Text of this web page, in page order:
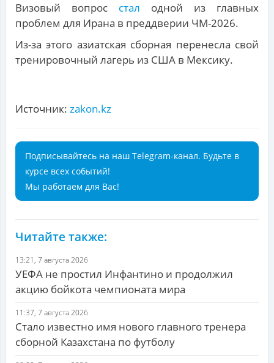
Визовый вопрос стал одной из главных
проблем для Ирана в преддверии ЧМ-2026.
Из-за этого азиатская сборная перенесла свой
тренировочный лагерь из США в Мексику.
Источник: zakon.kz
Подписывайтесь на наш Telegram-канал. Будьте в
курсе всех событий!
Мы работаем для Вас!
Читайте также:
13:21, 7 августа 2026
УЕФА не простил Инфантино и продолжил
акцию бойкота чемпионата мира
11:37, 7 августа 2026
Стало известно имя нового главного тренера
сборной Казахстана по футболу